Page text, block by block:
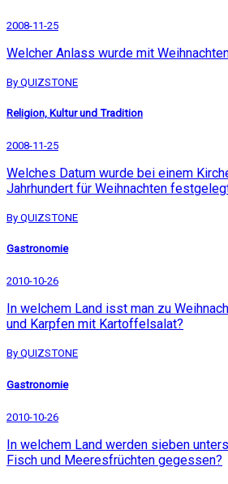
2008-11-25
Welcher Anlass wurde mit
By QUIZSTONE
Religion, Kultur und Tradition
2008-11-25
Welches Datum wurde bei einem
Jahrhundert für Weihnachten
By QUIZSTONE
Gastronomie
2010-10-26
In welchem Land isst man zu
und Karpfen mit Kartoffelsalat?
By QUIZSTONE
Gastronomie
2010-10-26
In welchem Land werden sieben
Fisch und Meeresfrüchten gegessen?